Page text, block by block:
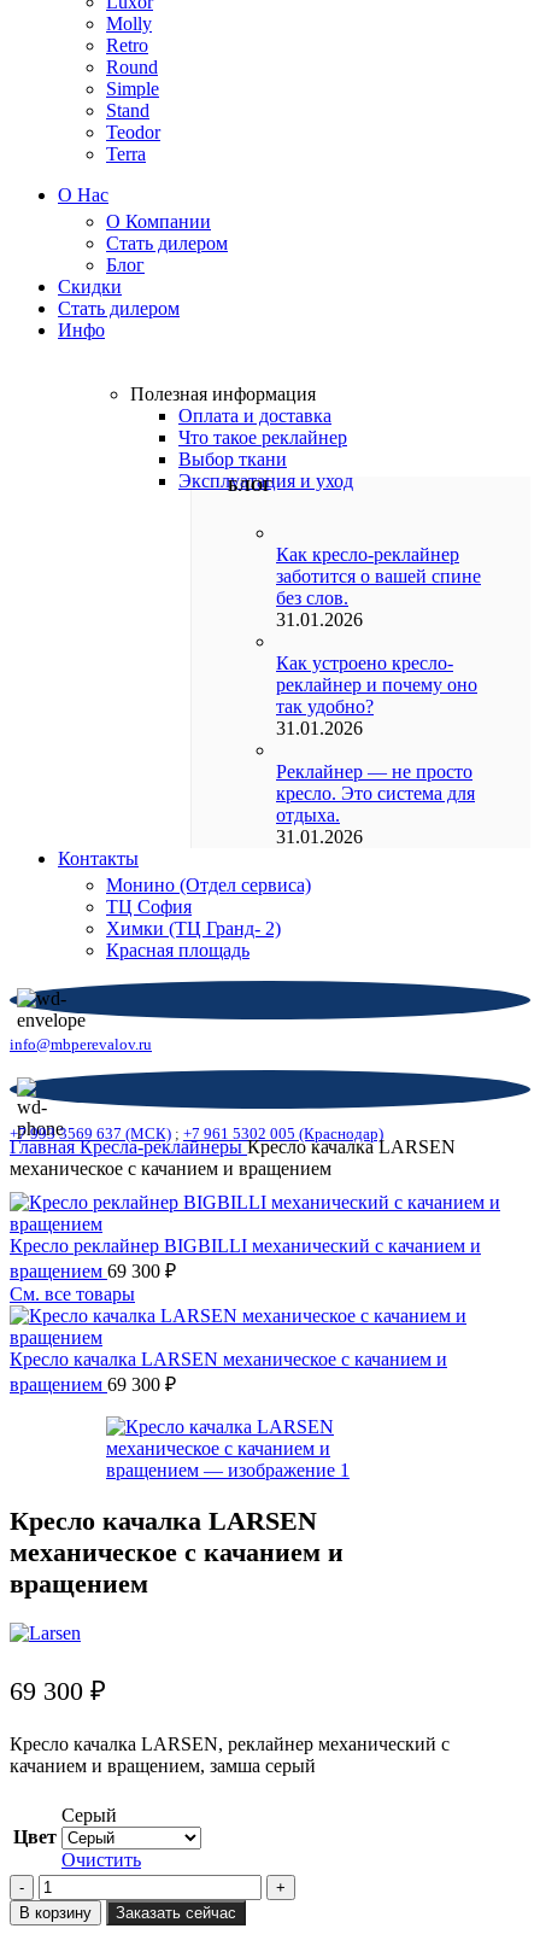
Molly
Retro
Round
Simple
Stand
Teodor
Terra
О Нас
О Компании
Стать дилером
Блог
Скидки
Стать дилером
Инфо
Полезная информация
Оплата и доставка
Что такое реклайнер
Выбор ткани
Эксплуатация и уход
БЛОГ
Как кресло-реклайнер
заботится о вашей спине
без слов.
31.01.2026
Как устроено кресло-
реклайнер и почему оно
так удобно?
31.01.2026
Реклайнер — не просто
кресло. Это система для
отдыха.
31.01.2026
Контакты
Монино (Отдел сервиса)
ТЦ София
Химки (ТЦ Гранд- 2)
Красная площадь
info@mbperevalov.ru
+7 993 3569 637 (МСК) ; +7 961 5302 005 (Краснодар)
ГлавнаяКресла-реклайнерыКресло качалка LARSEN
механическое с качанием и вращением
Кресло реклайнер BIGBILLI механический с качанием и
вращением 69 300 ₽
См. все товары
Кресло качалка LARSEN механическое с качанием и
вращением 69 300 ₽
Кресло качалка LARSEN
механическое с качанием и
вращением
69 300 ₽
Кресло качалка LARSEN, реклайнер механический с
качанием и вращением, замша серый
Цвет
Серый
Очистить
Количество
товара
Кресло
В корзину Заказать сейчас